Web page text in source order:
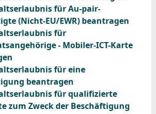
für Au-pair-
(Nicht-EU/EWR) beantragen
für
- Mobiler-ICT-Karte
für eine
beantragen
für qualifizierte
zum Zweck der Beschäftigung